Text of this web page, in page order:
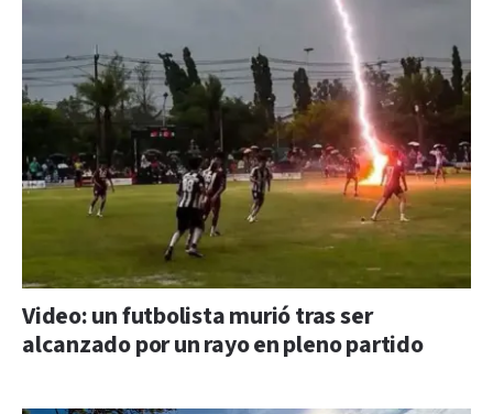
Video: un futbolista murió tras ser
alcanzado por un rayo en pleno partido